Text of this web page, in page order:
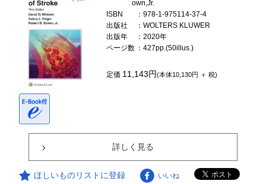
own,Jr.
ISBN
：978-1-975114-37-4
出版社
：WOLTERS KLUWER
出版年
：2020年
ページ数 ：427pp.(50illus.)
定価 11,143円(本体10,130円 ＋ 税)
詳しく見る
ほしいものリストに登録 いいね